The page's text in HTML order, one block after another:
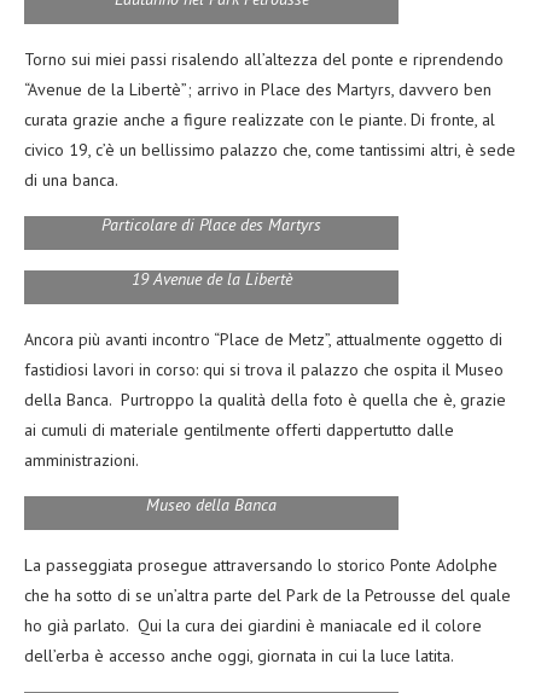
Torno sui miei passi risalendo all’altezza del ponte e riprendendo
“Avenue de la Libertè”; arrivo in Place des Martyrs, davvero ben
curata grazie anche a figure realizzate con le piante. Di fronte, al
civico 19, c’è un bellissimo palazzo che, come tantissimi altri, è sede
di una banca.
Particolare di Place des Martyrs
19 Avenue de la Libertè
Ancora più avanti incontro “Place de Metz”, attualmente oggetto di
fastidiosi lavori in corso: qui si trova il palazzo che ospita il Museo
della Banca. Purtroppo la qualità della foto è quella che è, grazie
ai cumuli di materiale gentilmente offerti dappertutto dalle
amministrazioni.
Museo della Banca
La passeggiata prosegue attraversando lo storico Ponte Adolphe
che ha sotto di se un’altra parte del Park de la Petrousse del quale
ho già parlato. Qui la cura dei giardini è maniacale ed il colore
dell’erba è accesso anche oggi, giornata in cui la luce latita.